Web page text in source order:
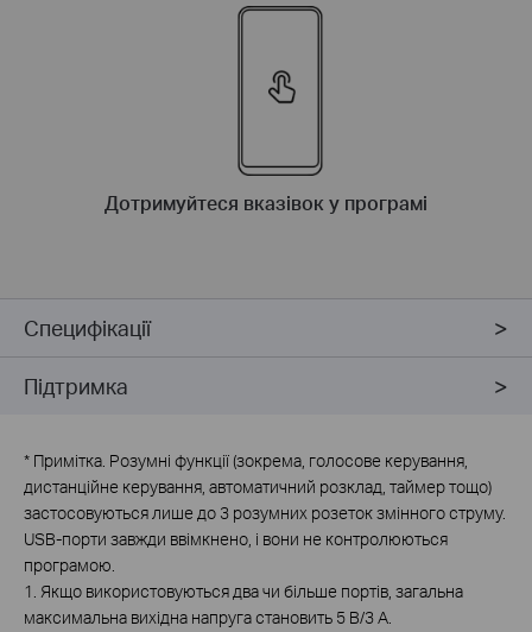
Дотримуйтеся вказівок у програмі
Специфікації
Підтримка
* Примітка. Розумні функції (зокрема, голосове керування,
дистанційне керування, автоматичний розклад, таймер тощо)
застосовуються лише до 3 розумних розеток змінного струму.
USB-порти завжди ввімкнено, і вони не контролюються
програмою.
1. Якщо використовуються два чи більше портів, загальна
максимальна вихідна напруга становить 5 В/3 А.